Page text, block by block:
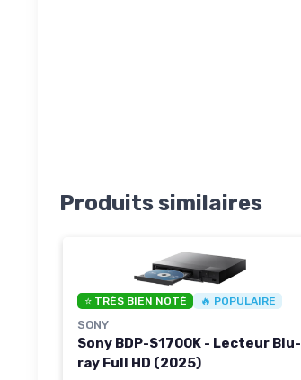
Produits similaires
⭐ TRÈS BIEN NOTÉ 🔥 POPULAIRE
SONY
Sony BDP-S1700K - Lecteur Blu-
ray Full HD (2025)